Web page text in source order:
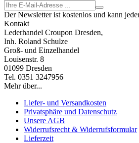
Der Newsletter ist kostenlos und kann
Kontakt
Lederhandel Croupon Dresden,
Inh. Roland Schulze
Groß- und Einzelhandel
Louisenstr. 8
01099 Dresden
Tel. 0351 3247956
Mehr über...
Liefer- und Versandkosten
Privatsphäre und Datenschutz
Unsere AGB
Widerrufsrecht & Widerrufsformular
Lieferzeit